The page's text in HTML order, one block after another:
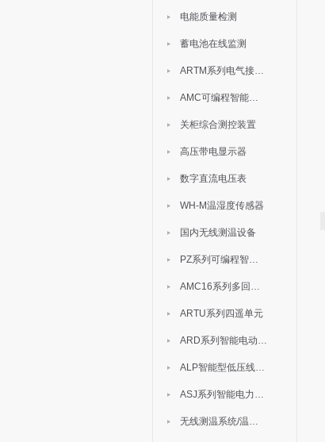
电能质量检测
蓄电池在线监测
ARTM系列电气接点测温装置
AMC可编程智能电测表
关柜综合测控装置
高压带电显示器
数字直流电压表
WH-M温湿度传感器
国内无线测温设备
PZ系列可编程智能表
AMC16系列多回路监控装置
ARTU系列四遥单元
ARD系列智能电动机保护器
ALP智能型低压线路保护装置
ASJ系列智能电力继电器
无线测温系统/温度巡检